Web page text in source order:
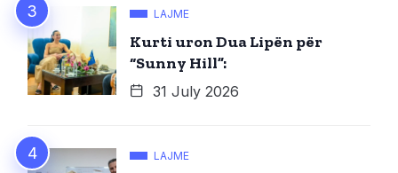
LAJME
Kurti uron Dua Lipën për
“Sunny Hill”:
31 July 2026
LAJME